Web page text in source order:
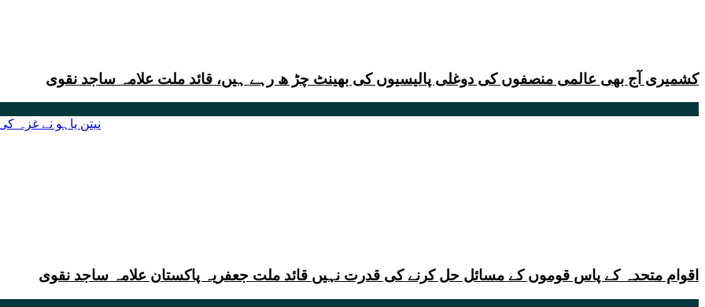
کشمیری آج بھی عالمی منصفوں کی دوغلی پالیسیوں کی بھینٹ چڑ ھ رہے ہیں، قائد ملت علامہ ساجد نقوی
اقوام متحدہ کے پاس قوموں کے مسائل حل کرنے کی قدرت نہیں قائد ملت جعفریہ پاکستان علامہ ساجد نقوی